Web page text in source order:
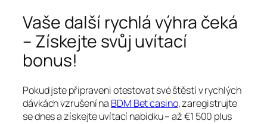
Vaše další rychlá výhra čeká
– Získejte svůj uvítací
bonus!
Pokud jste připraveni otestovat své štěstí v rychlých
dávkách vzrušení na BDM Bet casino, zaregistrujte
se dnes a získejte uvítací nabídku – až €1 500 plus